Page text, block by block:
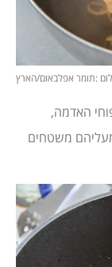
:תומר אפלבאום/הארץ
האדמה,
משטחים